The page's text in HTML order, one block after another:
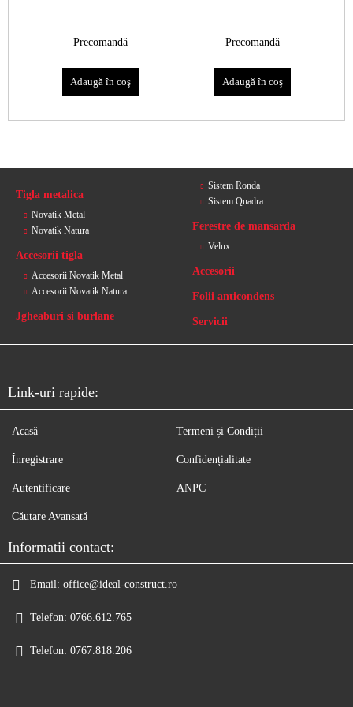
Precomandă Precomandă
Tigla metalica
Novatik Metal
Novatik Natura
Accesorii tigla
Accesorii Novatik Metal
Accesorii Novatik Natura
Jgheaburi si burlane
Sistem Ronda
Sistem Quadra
Ferestre de mansarda
Velux
Accesorii
Folii anticondens
Servicii
Link-uri rapide:
Acasă
Înregistrare
Autentificare
Căutare Avansată
Termeni și Condiții
Confidențialitate
ANPC
Informatii contact:
Email: office@ideal-construct.ro
Telefon: 0766.612.765
Telefon: 0767.818.206